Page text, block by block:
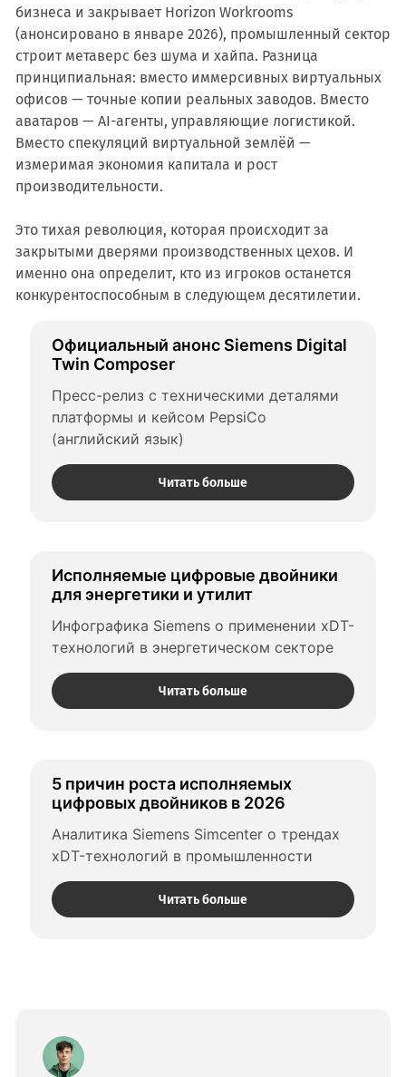
бизнеса и закрывает Horizon Workrooms
(анонсировано в январе 2026), промышленный сектор
строит метаверс без шума и хайпа. Разница
принципиальная: вместо иммерсивных виртуальных
офисов — точные копии реальных заводов. Вместо
аватаров — AI-агенты, управляющие логистикой.
Вместо спекуляций виртуальной землёй —
измеримая экономия капитала и рост
производительности.
Это тихая революция, которая происходит за
закрытыми дверями производственных цехов. И
именно она определит, кто из игроков останется
конкурентоспособным в следующем десятилетии.
Официальный анонс Siemens Digital
Twin Composer
Пресс-релиз с техническими деталями
платформы и кейсом PepsiCo
(английский язык)
Читать больше
Исполняемые цифровые двойники
для энергетики и утилит
Инфографика Siemens о применении xDT-
технологий в энергетическом секторе
Читать больше
5 причин роста исполняемых
цифровых двойников в 2026
Аналитика Siemens Simcenter о трендах
xDT-технологий в промышленности
Читать больше